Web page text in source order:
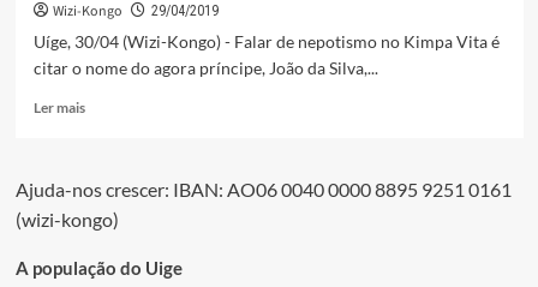
Wizi-Kongo 29/04/2019
Uíge, 30/04 (Wizi-Kongo) - Falar de nepotismo no Kimpa Vita é
citar o nome do agora príncipe, João da Silva,...
Ler maisLeia
da
Silva
do
Ajuda-nos crescer: IBAN: AO06 0040 0000 8895 9251 0161
(wizi-kongo)
A população do Uige